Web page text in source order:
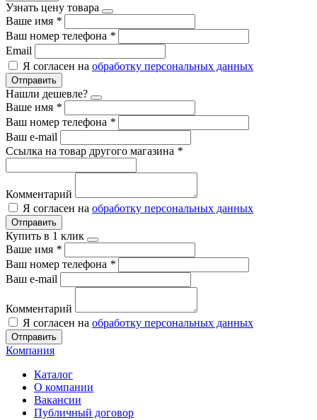
Узнать цену товара
Ваше имя *
Ваш номер телефона *
Email
Я согласен на обработку персональных данных
Отправить
Нашли дешевле?
Ваше имя *
Ваш номер телефона *
Ваш e-mail
Ссылка на товар другого магазина *
Комментарий
Я согласен на обработку персональных данных
Отправить
Купить в 1 клик
Ваше имя *
Ваш номер телефона *
Ваш e-mail
Комментарий
Я согласен на обработку персональных данных
Отправить
Компания
Каталог
О компании
Вакансии
Публичный договор